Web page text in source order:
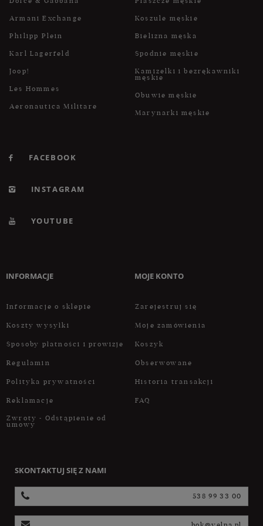
Armani Exchange
Philipp Plein
Karl Lagerfeld
Joop!
Les Hommes
Aeronautica Militare
Koszule męskie
Bielizna męska
Spodnie męskie
Kamizelki i bezrękawniki
męskie
Obuwie męskie
Marynarki męskie
FACEBOOK
INSTAGRAM
YOUTUBE
INFORMACJE
Informacje o sklepie
Koszty wysyłki
Sposoby płatności i prowizje
Regulamin
Polityka prywatności
Reklamacje
Zwroty - Odstąpienie od
umowy
MOJE KONTO
Zarejestruj się
Moje zamówienia
Koszyk
Obserwowane
Historia transakcji
FAQ
SKONTAKTUJ SIĘ Z NAMI
538 99 33 00